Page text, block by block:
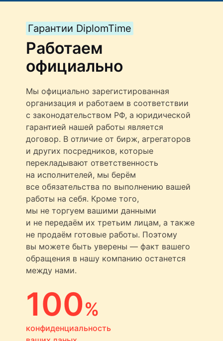
Гарантии DiplomTime
Работаем
официально
Мы официально зарегистированная
организация и работаем в соответствии
с законодательством РФ, а юридической
гарантией нашей работы является
договор. В отличие от бирж, агрегаторов
и других посредников, которые
перекладывают ответственность
на исполнителей, мы берём
все обязательства по выполнению вашей
работы на себя. Кроме того,
мы не торгуем вашими данными
и не передаём их третьим лицам, а также
не продаём готовые работы. Поэтому
вы можете быть уверены — факт вашего
обращения в нашу компанию останется
между нами.
100%
конфиденциальность